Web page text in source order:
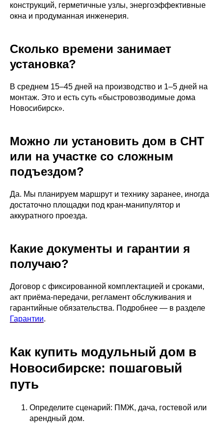
конструкций, герметичные узлы, энергоэффективные
окна и продуманная инженерия.
Сколько времени занимает
установка?
В среднем 15–45 дней на производство и 1–5 дней на
монтаж. Это и есть суть «быстровозводимые дома
Новосибирск».
Можно ли установить дом в СНТ
или на участке со сложным
подъездом?
Да. Мы планируем маршрут и технику заранее, иногда
достаточно площадки под кран‑манипулятор и
аккуратного проезда.
Какие документы и гарантии я
получаю?
Договор с фиксированной комплектацией и сроками,
акт приёма‑передачи, регламент обслуживания и
гарантийные обязательства. Подробнее — в разделе
Гарантии.
Как купить модульный дом в
Новосибирске: пошаговый
путь
Определите сценарий: ПМЖ, дача, гостевой или
арендный дом.